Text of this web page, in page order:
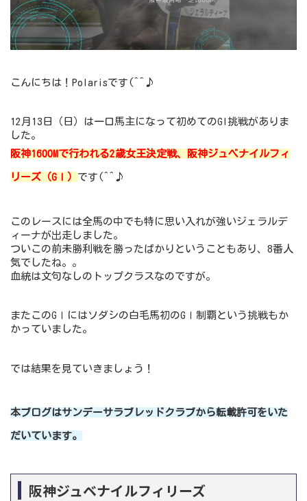
こんにちは！Polarisです(^^♪
12月13日（日）は一口馬主になって初めてのGI挑戦がありま
した。
阪神1600Mで行われる2歳女王決定戦、阪神ジュベナイルフィ
リーズ（GⅠ） です(^^♪
このレースには全馬の中でも特に思い入れが強いジェラルデ
ィーナが出走しました。
ついこの前未勝利戦を勝ったばかりということもあり、8番人
気でしたね。。
血統は文句なしのトップクラスなのですが。
またこのGⅠにはソダシの白毛馬初のGⅠ制覇という挑戦もか
かっていました。
では結果を見ていきましょう！
本ブログはサンデーサラブレッドクラブから転載許可をいた
だいています。
阪神ジュベナイルフィリーズ